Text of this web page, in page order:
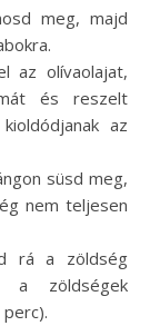
meg, majd
az olívaolajat,
és reszelt
az
süsd meg,
nem teljesen
rá a zöldség
a zöldségek